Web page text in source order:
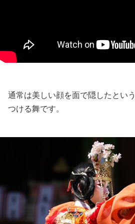
通常は美しい顔を面で隠したとい
つける舞です。